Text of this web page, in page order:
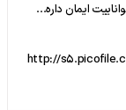
ایمان داره...